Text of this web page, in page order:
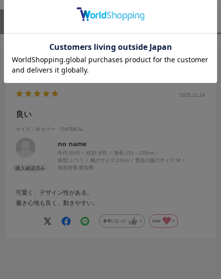
（1） スタッフレビュー
絞り込み 表示：新しい順
2025.11.24
良い
サイズ：M カラー：OATMEAL
no name
年代:20代 性別:女性 身長:151～155cm
体型: ふつう 靴のサイズ:24cm 普段の服のサイズ:M
都道府県:愛知県
可愛く、デザイン性がある。
履き心地も良く、動きやすい。
参考になった 0 Like! 0